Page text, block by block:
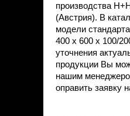
производства
(Австрия). В
модели
400 х 600 х 100/
уточнения
продукции Вы
нашим
оправить заявку